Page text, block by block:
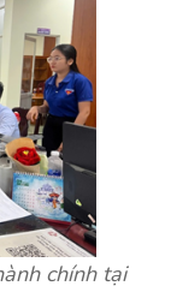
chính tại